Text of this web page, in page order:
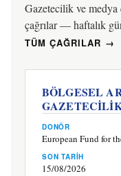
Gazetecilik ve medya
çağrılar — haftalık
TÜM ÇAĞRILAR →
BÖLGESEL
DONÖR
European Fund for
SON TARIH
15/08/2026